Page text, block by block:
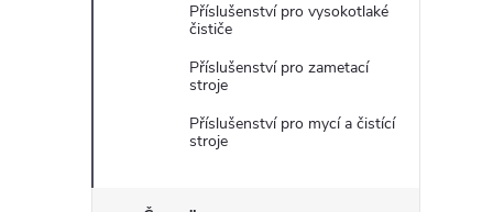
l
Příslušenství pro vysokotlaké
čističe
Příslušenství pro zametací
stroje
Příslušenství pro mycí a čistící
stroje